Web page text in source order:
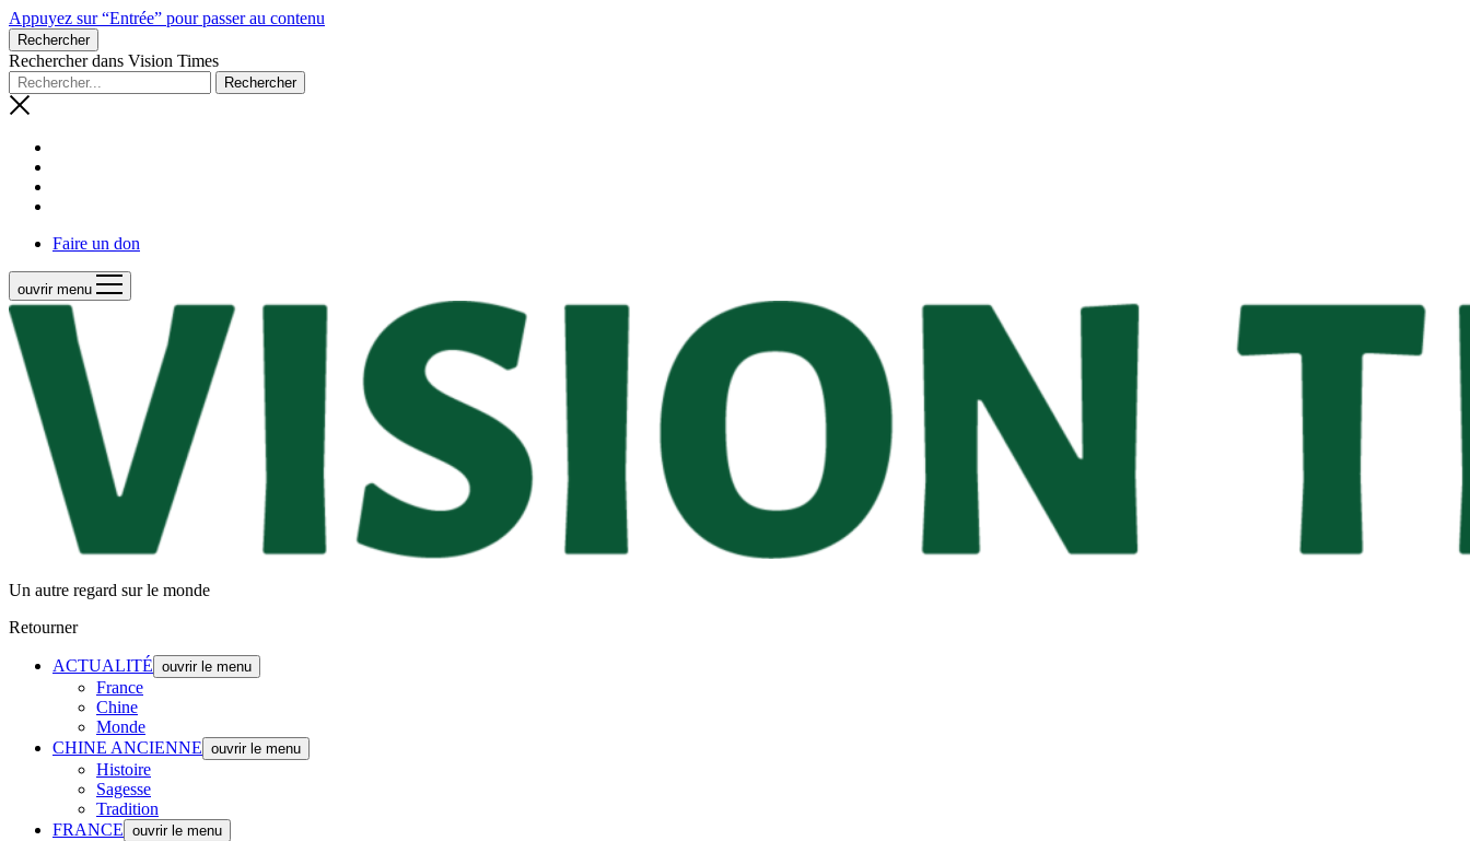
Appuyez sur “Entrée” pour passer au contenu
Rechercher
Rechercher dans Vision Times
Faire un don
ouvrir menu
Un autre regard sur le monde
Retourner
ACTUALITÉ ouvrir le menu
France
Chine
Monde
CHINE ANCIENNE ouvrir le menu
Histoire
Sagesse
Tradition
FRANCE ouvrir le menu